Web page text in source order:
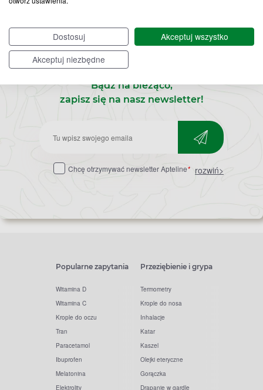
Dostosuj
Akceptuj wszystko
Akceptuj niezbędne
Bądź na bieżąco,
zapisz się na nasz newsletter!
Zapisz
do
Chcę otrzymywać newsletter Apteline* rozwiń>
Popularne zapytania
Witamina D
Witamina C
Krople do oczu
Tran
Paracetamol
Ibuprofen
Melatonina
Elektrolity
Przeziębienie i grypa
Termometry
Krople do nosa
Inhalacje
Katar
Kaszel
Olejki eteryczne
Gorączka
Drapanie w gardle